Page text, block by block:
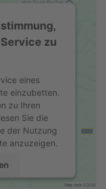
zu
eines
einzubetten.
zu Ihren
Sie die
der Nutzung
anzuzeigen.